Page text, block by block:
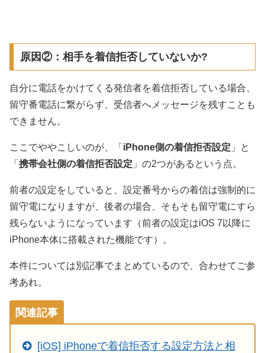
原因②：相手を着信拒否していないか?
自分に電話をかけてくる発信者を着信拒否している場合、
留守番電話に繋がらず、受信者へメッセージを残すことも
できません。
ここでややこしいのが、「 iPhone側の着信拒否設定 」と
「 携帯会社側の着信拒否設定 」の2つがあるという点。
前者の設定をしていると、設定番号からの着信は強制的に
留守電になりますが、後者の場合、そもそも留守電にすら
残らないようになっています（前者の設定はiOS 7以降に
iPhone本体に搭載された機能です）。
本件については別記事でまとめているので、合わせてご参
考あれ。
関連記事
[iOS] iPhoneで着信拒否する設定方法と相